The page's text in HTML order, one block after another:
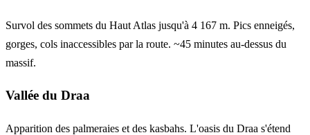
Survol des sommets du Haut Atlas jusqu'à 4 167 m. Pics enneigés,
gorges, cols inaccessibles par la route. ~45 minutes au-dessus du
massif.
Vallée du Draa
Apparition des palmeraies et des kasbahs. L'oasis du Draa s'étend